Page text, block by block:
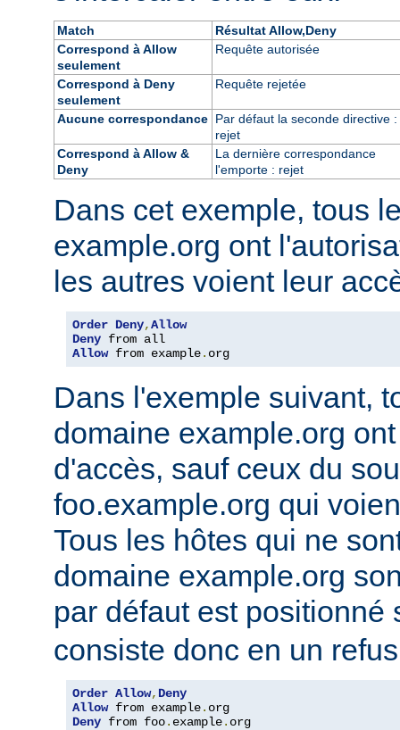
Match
Résultat Allow,Deny
Correspond à Allow
seulement
Requête autorisée
Correspond à Deny
seulement
Requête rejetée
Aucune correspondance Par défaut la seconde directive :
rejet
Correspond à Allow &
Deny
La dernière correspondance
l'emporte : rejet
Dans cet exemple, tous
example.org ont
les autres voient leur
Order Deny,Allow
Deny
Allow from example. org
Dans l'exemple suivant,
domaine example.org
d'accès, sauf ceux du
foo.example.org qui
Tous les hôtes qui ne
domaine example.org
par défaut est positionné
consiste donc en un
Order Allow, Deny
Allow from example.
Deny from foo. example. org